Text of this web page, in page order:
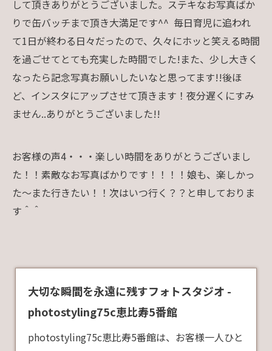
して頂きありがとうございました。ステキなお写真ばか
りで缶バッチまで頂き大満足です^^ 毎日育児に追われ
て1日が終わる日々だったので、久々にホッと笑える時間
を過ごせてとても充実した時間でした!また、少し大きく
なったら記念写真お願いしたいなと思ってます!!後ほ
ど、インスタにアップさせて頂きます！夜分遅くにすみ
ません..ありがとうございました!!
お客様の声4・・・楽しい時間をありがとうございまし
た！！素敵なお写真ばかりです！！！！娘も、楽しかっ
た〜また行きたい！！次はいつ行く？？と申しておりま
す＾＾
大切な瞬間を永遠に残すフォトスタジオ -
photostyling75c恵比寿5番館
photostyling75c恵比寿5番館は、お客様一人ひと